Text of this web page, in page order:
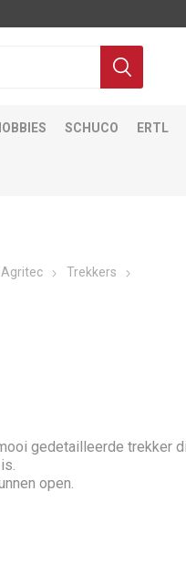
SCHUCO ERTL
Agritec
Trekkers
gedetailleerde trekker
open.